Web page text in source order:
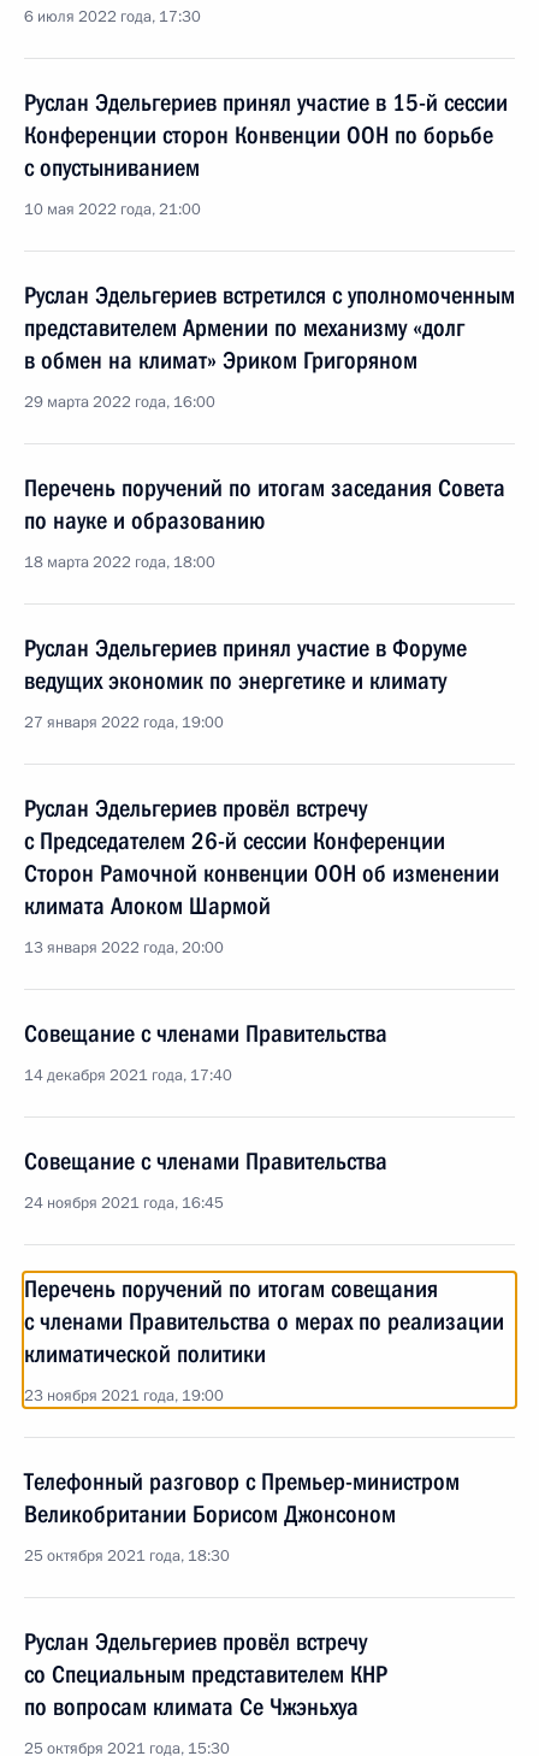
6 июля 2022 года, 17:30
Руслан Эдельгериев принял участие в 15-й сессии
Конференции сторон Конвенции ООН по борьбе
с опустыниванием
10 мая 2022 года, 21:00
Руслан Эдельгериев встретился с уполномоченным
представителем Армении по механизму «долг
в обмен на климат» Эриком Григоряном
29 марта 2022 года, 16:00
Перечень поручений по итогам заседания Совета
по науке и образованию
18 марта 2022 года, 18:00
Руслан Эдельгериев принял участие в Форуме
ведущих экономик по энергетике и климату
27 января 2022 года, 19:00
Руслан Эдельгериев провёл встречу
с Председателем 26-й сессии Конференции
Сторон Рамочной конвенции ООН об изменении
климата Алоком Шармой
13 января 2022 года, 20:00
Совещание с членами Правительства
14 декабря 2021 года, 17:40
Совещание с членами Правительства
24 ноября 2021 года, 16:45
Перечень поручений по итогам совещания
с членами Правительства о мерах по реализации
климатической политики
23 ноября 2021 года, 19:00
Телефонный разговор с Премьер-министром
Великобритании Борисом Джонсоном
25 октября 2021 года, 18:30
Руслан Эдельгериев провёл встречу
со Специальным представителем КНР
по вопросам климата Се Чжэньхуа
25 октября 2021 года, 15:30